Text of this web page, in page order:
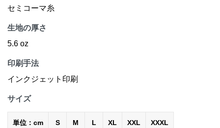
セミコーマ糸
生地の厚さ
5.6 oz
印刷手法
インクジェット印刷
サイズ
単位：cm S M L XL XXL XXXL